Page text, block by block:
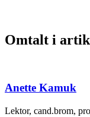
Omtalt i
Anette Kamuk
Lektor, cand.brom,